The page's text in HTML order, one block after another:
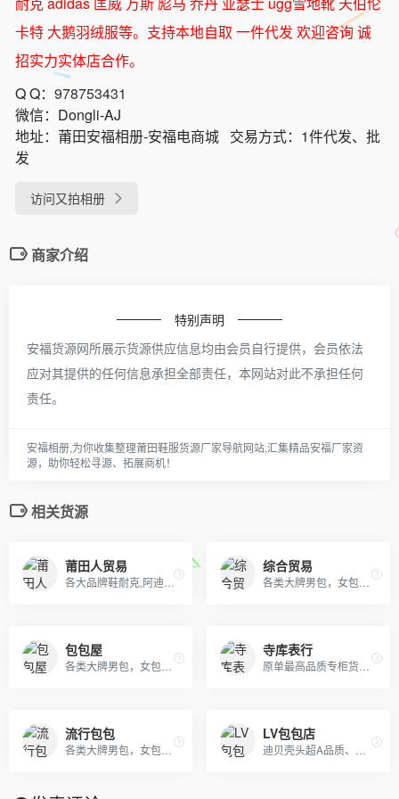
卡特 大鹅羽绒服等。支持本地自取 一件代发 欢迎咨询 诚
招实力实体店合作。
Q Q： 978753431
微信： Dongli-AJ
地址： 莆田安福相册-安福电商城 交易方式： 1件代发、批
发
访问又拍相册
商家介绍
特别声明
安福货源网所展示货源供应信息均由会员自行提供，会员依法
应对其提供的任何信息承担全部责任，本网站对此不承担任何
责任。
安福相册,为你收集整理莆田鞋服货源厂家导航网站,汇集精品安福厂家资
源，助你轻松寻源、拓展商机！
相关货源
莆田人贸易 综合贸易
包包屋 寺库表行
流行包包 LV包包店